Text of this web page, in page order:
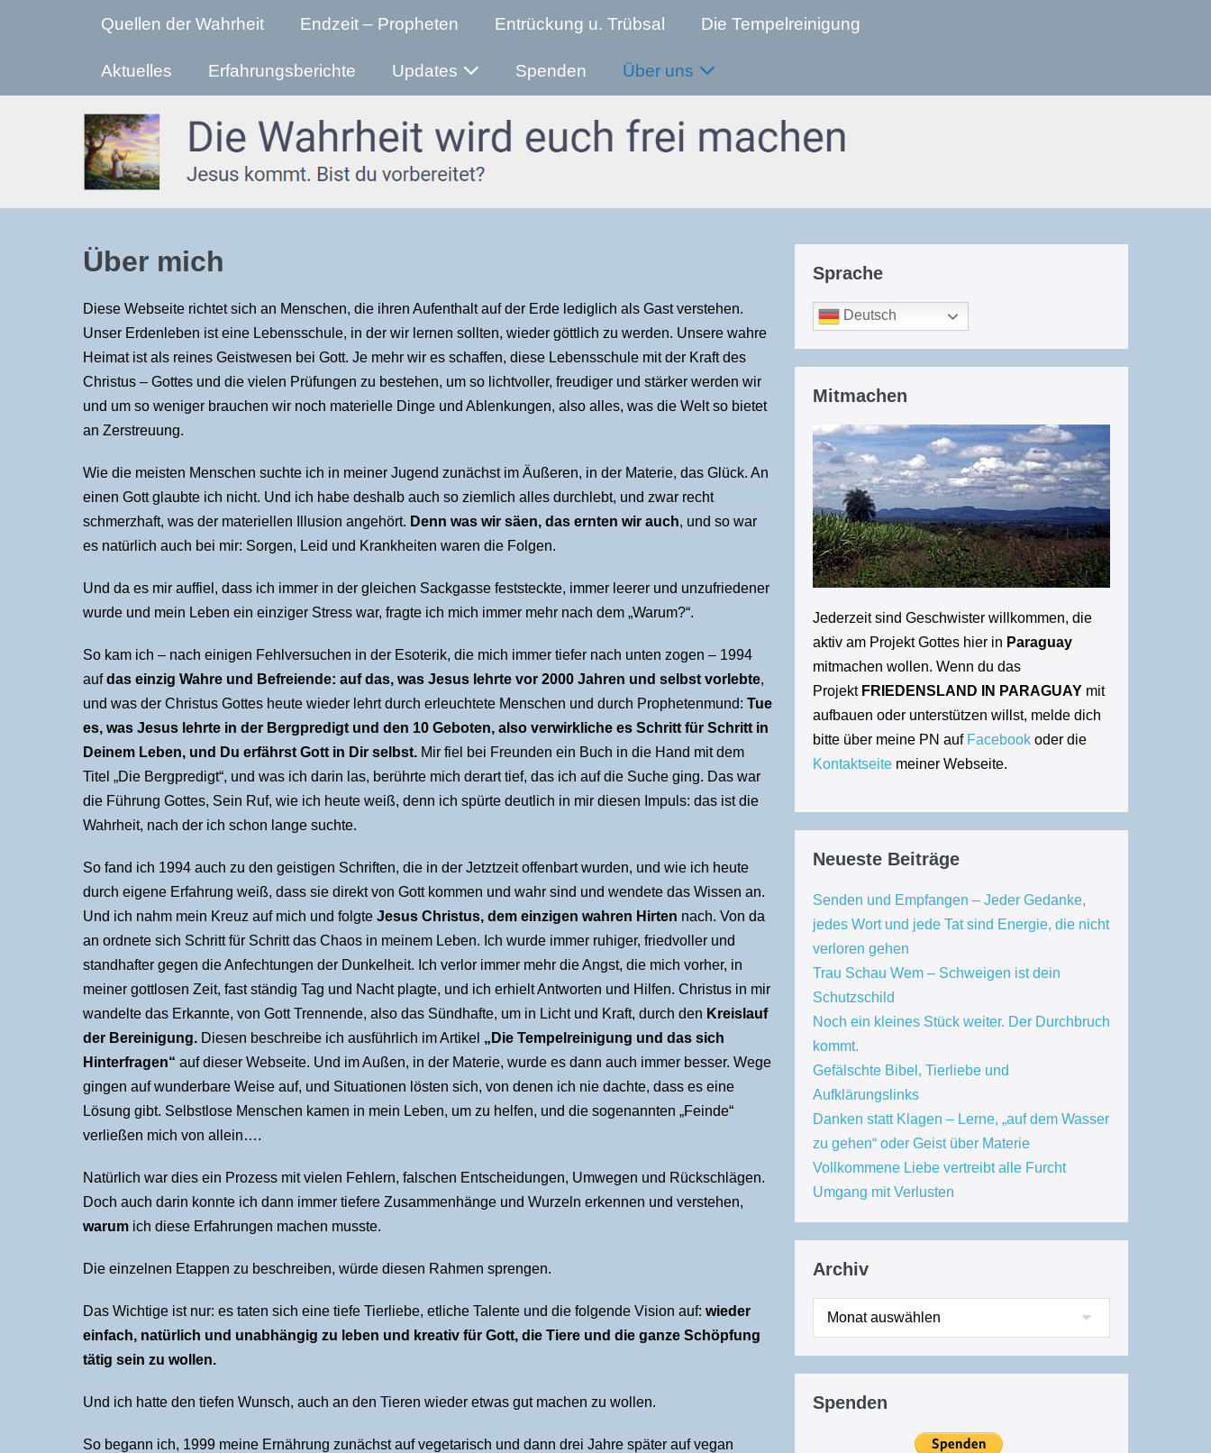
Quellen der Wahrheit Endzeit – Propheten Entrückung u. Trübsal Die Tempelreinigung
Aktuelles Erfahrungsberichte Updates Spenden Über uns
Über mich
Diese Webseite richtet sich an Menschen, die ihren Aufenthalt auf der Erde lediglich als Gast verstehen.
Unser Erdenleben ist eine Lebensschule, in der wir lernen sollten, wieder göttlich zu werden. Unsere wahre
Heimat ist als reines Geistwesen bei Gott. Je mehr wir es schaffen, diese Lebensschule mit der Kraft des
Christus – Gottes und die vielen Prüfungen zu bestehen, um so lichtvoller, freudiger und stärker werden wir
und um so weniger brauchen wir noch materielle Dinge und Ablenkungen, also alles, was die Welt so bietet
an Zerstreuung.
Wie die meisten Menschen suchte ich in meiner Jugend zunächst im Äußeren, in der Materie, das Glück. An
einen Gott glaubte ich nicht. Und ich habe deshalb auch so ziemlich alles durchlebt, und zwar recht
schmerzhaft, was der materiellen Illusion angehört. Denn was wir säen, das ernten wir auch, und so war
es natürlich auch bei mir: Sorgen, Leid und Krankheiten waren die Folgen.
Und da es mir auffiel, dass ich immer in der gleichen Sackgasse feststeckte, immer leerer und unzufriedener
wurde und mein Leben ein einziger Stress war, fragte ich mich immer mehr nach dem „Warum?“.
So kam ich – nach einigen Fehlversuchen in der Esoterik, die mich immer tiefer nach unten zogen – 1994
aufdas einzig Wahre und Befreiende: auf das, was Jesus lehrte vor 2000 Jahren und selbst vorlebte,
und was der Christus Gottes heute wieder lehrt durch erleuchtete Menschen und durch Prophetenmund: Tue
es, was Jesus lehrte in der Bergpredigt und den 10 Geboten, also verwirkliche es Schritt für Schritt in
Deinem Leben, und Du erfährst Gott in Dir selbst. Mir fiel bei Freunden ein Buch in die Hand mit dem
Titel „Die Bergpredigt“, und was ich darin las, berührte mich derart tief, das ich auf die Suche ging. Das war
die Führung Gottes, Sein Ruf, wie ich heute weiß, denn ich spürte deutlich in mir diesen Impuls: das ist die
Wahrheit, nach der ich schon lange suchte.
So fand ich 1994 auch zu den geistigen Schriften, die in der Jetztzeit offenbart wurden, und wie ich heute
durch eigene Erfahrung weiß, dass sie direkt von Gott kommen und wahr sind und wendete das Wissen an.
Und ich nahm mein Kreuz auf mich und folgte Jesus Christus, dem einzigen wahren Hirten nach. Von da
an ordnete sich Schritt für Schritt das Chaos in meinem Leben. Ich wurde immer ruhiger, friedvoller und
standhafter gegen die Anfechtungen der Dunkelheit. Ich verlor immer mehr die Angst, die mich vorher, in
meiner gottlosen Zeit, fast ständig Tag und Nacht plagte, und ich erhielt Antworten und Hilfen. Christus in mir
wandelte das Erkannte, von Gott Trennende, also das Sündhafte, um in Licht und Kraft, durch den Kreislauf
der Bereinigung. Diesen beschreibe ich ausführlich im Artikel „Die Tempelreinigung und das sich
Hinterfragen“ auf dieser Webseite. Und im Außen, in der Materie, wurde es dann auch immer besser. Wege
gingen auf wunderbare Weise auf, und Situationen lösten sich, von denen ich nie dachte, dass es eine
Lösung gibt. Selbstlose Menschen kamen in mein Leben, um zu helfen, und die sogenannten „Feinde“
verließen mich von allein….
Natürlich war dies ein Prozess mit vielen Fehlern, falschen Entscheidungen, Umwegen und Rückschlägen.
Doch auch darin konnte ich dann immer tiefere Zusammenhänge und Wurzeln erkennen und verstehen,
warum ich diese Erfahrungen machen musste.
Die einzelnen Etappen zu beschreiben, würde diesen Rahmen sprengen.
Das Wichtige ist nur: es taten sich eine tiefe Tierliebe, etliche Talente und die folgende Vision auf: wieder
einfach, natürlich und unabhängig zu leben und kreativ für Gott, die Tiere und die ganze Schöpfung
tätig sein zu wollen.
Und ich hatte den tiefen Wunsch, auch an den Tieren wieder etwas gut machen zu wollen.
So begann ich, 1999 meine Ernährung zunächst auf vegetarisch und dann drei Jahre später auf vegan
Sprache
Deutsch
Mitmachen
Jederzeit sind Geschwister willkommen, die
aktiv am Projekt Gottes hier in Paraguay
mitmachen wollen. Wenn du das
Projekt FRIEDENSLAND IN PARAGUAYmit
aufbauen oder unterstützen willst, melde dich
bitte über meine PN auf Facebook oder die
Kontaktseite meiner Webseite.
Neueste Beiträge
Senden und Empfangen – Jeder Gedanke,
jedes Wort und jede Tat sind Energie, die nicht
verloren gehen
Trau Schau Wem – Schweigen ist dein
Schutzschild
Noch ein kleines Stück weiter. Der Durchbruch
kommt.
Gefälschte Bibel, Tierliebe und
Aufklärungslinks
Danken statt Klagen – Lerne, „auf dem Wasser
zu gehen“ oder Geist über Materie
Vollkommene Liebe vertreibt alle Furcht
Umgang mit Verlusten
Archiv
Archiv
Spenden